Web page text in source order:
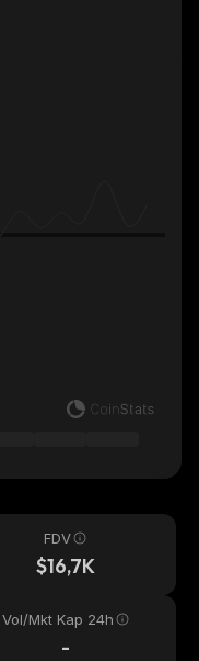
FDV
$16,7K
Vol/Mkt Kap 24h
-